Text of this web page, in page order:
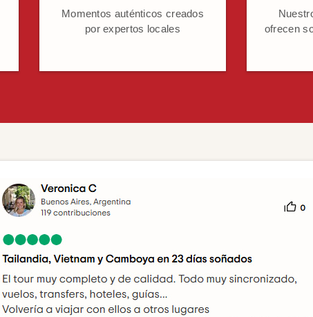
Momentos auténticos creados
por expertos locales
ofrecen